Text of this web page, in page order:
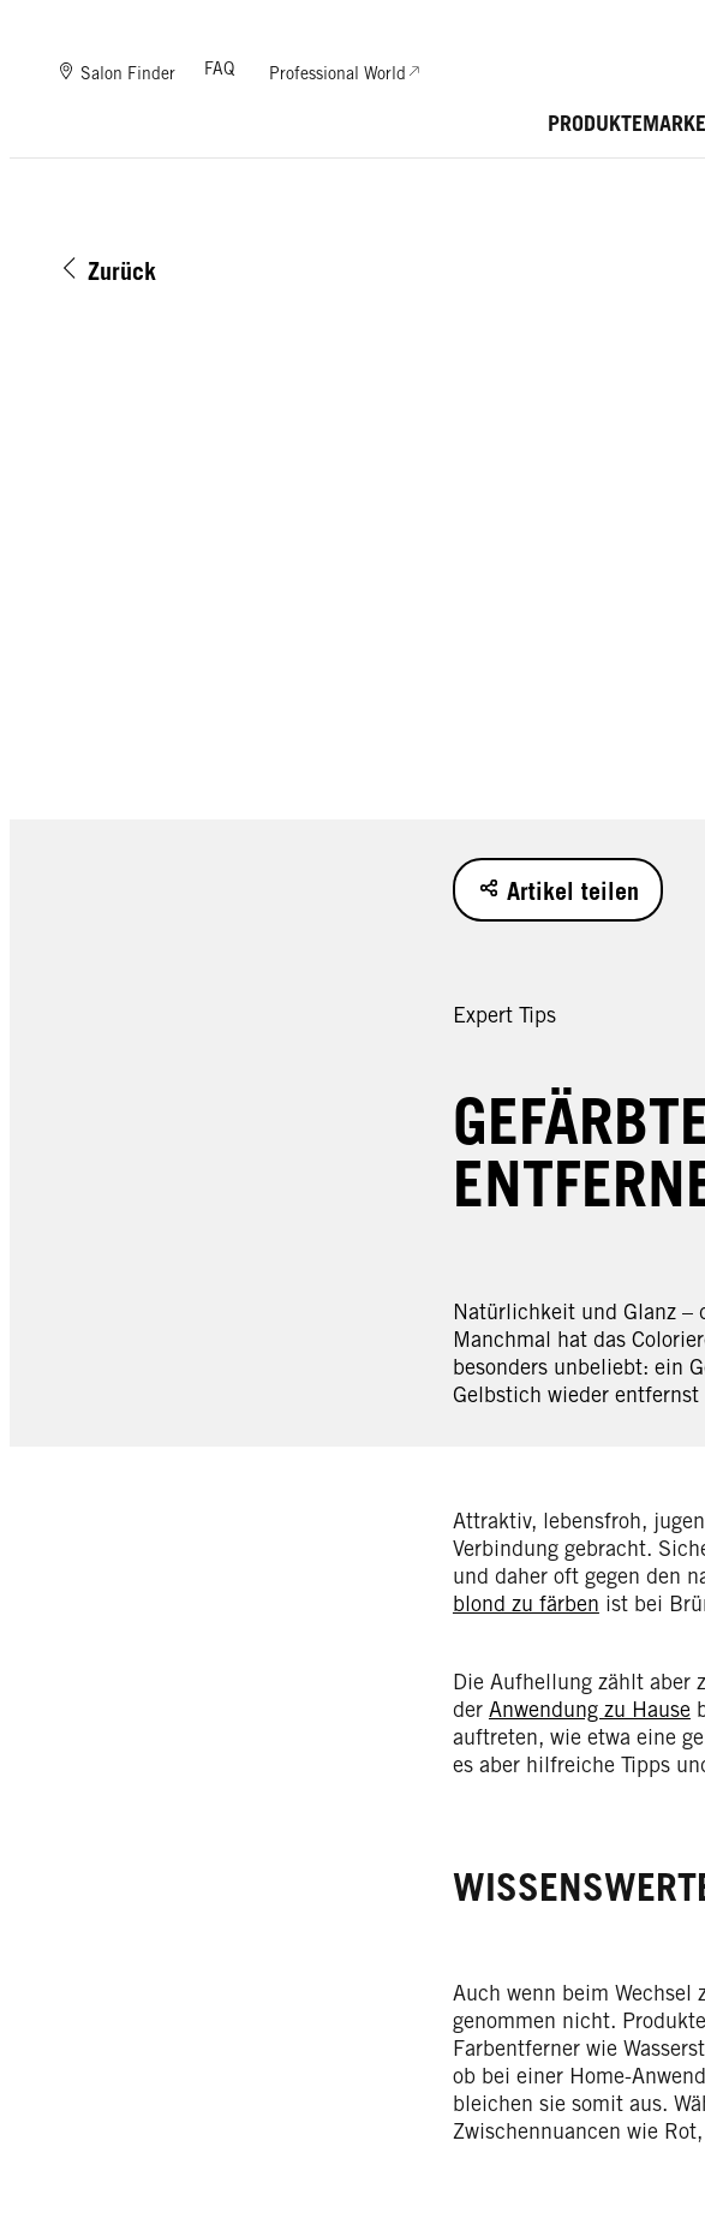
PRODUKTE
Salon Finder FAQ Professional World
Zurück
Artikel teilen
Expert Tips
Natürlichkeit und Glanz –
Manchmal hat das
besonders unbeliebt: ein
Gelbstich wieder entfernst
Attraktiv, lebensfroh,
Verbindung gebracht.
und daher oft gegen den
blond zu färben ist bei
Die Aufhellung zählt aber
der Anwendung zu Hause
auftreten, wie etwa eine
es aber hilfreiche Tipps
Auch wenn beim Wechsel
genommen nicht.
Farbentferner wie
ob bei einer Home-
bleichen sie somit aus.
Zwischennuancen wie